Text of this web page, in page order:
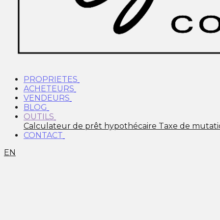
PROPRIETES
ACHETEURS
VENDEURS
BLOG
OUTILS
Calculateur de prêt hypothécaire Taxe de
CONTACT
EN